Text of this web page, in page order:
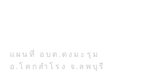
แผนที่ อบต.ดงมะรุม
อ.โคกสำโรง จ.ลพบุรี